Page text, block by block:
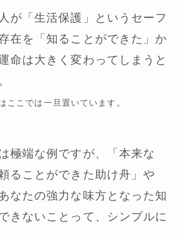
が「生活保護」というセーフ
在を「知ることができた」か
命は大きく変わってしまうと
ここでは一旦置いています。
極端な例ですが、「本来な
ることができた助け舟」や
なたの強力な味方となった知
きないことって、シンプルに